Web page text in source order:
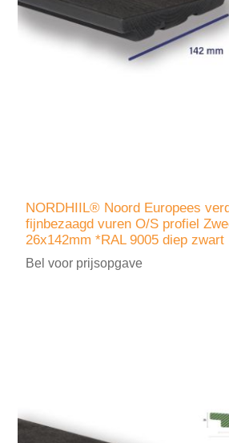
NORDHIIL® Noord Europees
fijnbezaagd vuren O/S profiel
26x142mm *RAL 9005 diep zwart
Bel voor prijsopgave